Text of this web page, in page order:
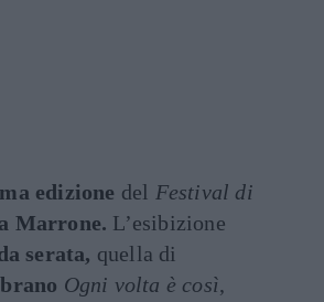
edizione del Festival di
Marrone. L’esibizione
serata, quella di
brano Ogni volta è così,